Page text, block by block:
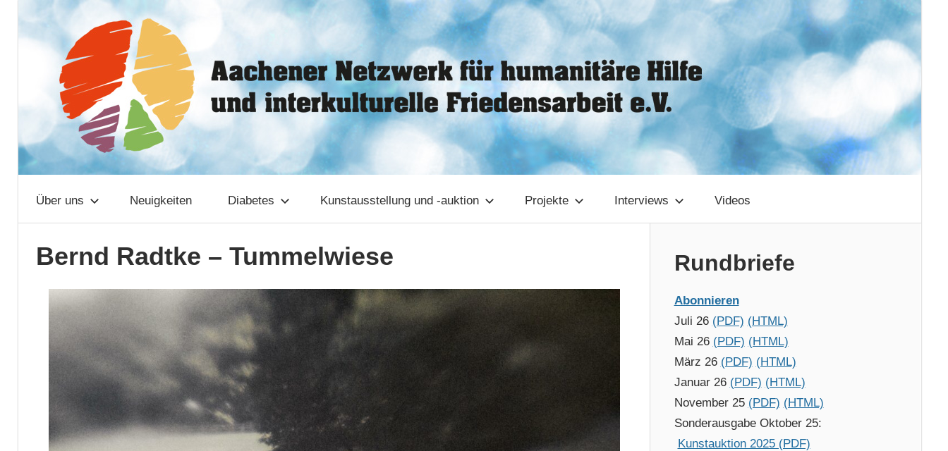
springen
Aachener
Netzwerk
Über uns Neuigkeiten Diabetes Kunstausstellung und -auktion Projekte Interviews Videos
Bernd Radtke – Tummelwiese Rundbriefe
Abonnieren
Juli 26 (PDF) (HTML)
Mai 26 (PDF) (HTML)
März 26 (PDF) (HTML)
Januar 26 (PDF) (HTML)
November 25 (PDF) (HTML)
Sonderausgabe Oktober 25:
Kunstauktion 2025 (PDF)